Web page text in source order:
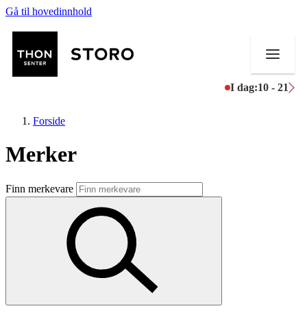
Gå til hovedinnhold
I dag:10 - 21
Butikker
Mat og drikke
Aktiviteter
Forside
Merker
Finn merkevare